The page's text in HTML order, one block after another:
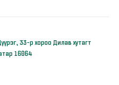
33-р хороо Дилав хутагт
16064